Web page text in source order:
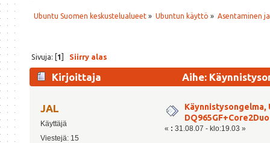
Ubuntu Suomen keskustelualueet » Ubuntun käyttö » Asentaminen
Sivuja: [1] Siirry alas
Kirjoittaja
Aihe:
JAL
Käyttäjä
Viestejä: 15
Käynnistysongelma,
DQ965GF+Core2Duo
« : 31.08.07 - klo:19.03 »